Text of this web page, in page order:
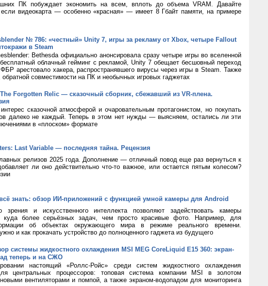
ПК побуждает экономить на всем, вплоть до объема VRAM. Давайте
видеокарта — особенно «красная» — имеет 8 Гбайт памяти, на примере
№ 786: «честный» Unity 7, игры за рекламу от Xbox, четыре Fallout
в Steam
Bethesda официально анонсировала сразу четыре игры во вселенной
облачный гейминг с рекламой, Unity 7 обещает бесшовный переход
арестовало хакера, распространявшего вирусы через игры в Steam. Также
совместимости на ПК и необычных игровых гаджетах
Forgotten Relic — сказочный сборник, сбежавший из VR-плена.
сказочной атмосферой и очаровательным протагонистом, но покупать
далеко не каждый. Теперь в этом нет нужды — выясняем, остались ли эти
в «плоском» формате
Last Variable — последняя тайна. Рецензия
релизов 2025 года. Дополнение — отличный повод еще раз вернуться к
ли оно действительно что-то важное, или остается пятым колесом?
знать: обзор ИИ-приложений с функцией умной камеры для Android
зрения и искусственного интеллекта позволяют задействовать камеры
более серьёзных задач, чем просто красивые фото. Например, для
об объектах окружающего мира в режиме реального времени.
и как прокачать устройство до полноценного гаджета из будущего
системы жидкостного охлаждения MSI MEG CoreLiquid E15 360: экран-
теперь и на СЖО
настоящий «Роллс-Ройс» среди систем жидкостного охлаждения
центральных процессоров: топовая система компании MSI в золотом
вентиляторами и помпой, а также экраном-водопадом для мониторинга